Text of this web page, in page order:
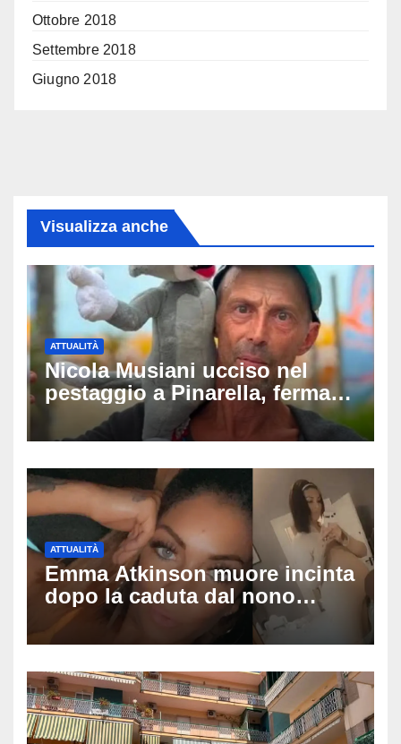
Ottobre 2018
Settembre 2018
Giugno 2018
Visualizza anche
ATTUALITÀ
Nicola Musiani ucciso nel
pestaggio a Pinarella, fermati
quattro giovani: la svolta
dopo video, intercettazioni e
ATTUALITÀ
Emma Atkinson muore incinta
dopo la caduta dal nono
piano: la figlia nasce 30
minuti dopo e sta bene